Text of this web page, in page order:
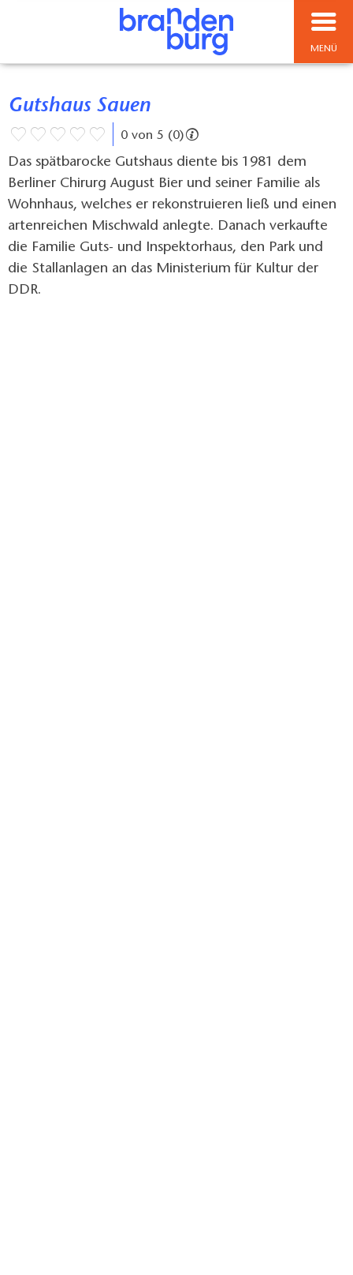
MENÜ
Gutshaus Sauen
0 von 5 (0)
Das spätbarocke Gutshaus diente bis 1981 dem
Berliner Chirurg August Bier und seiner Familie als
Wohnhaus, welches er rekonstruieren ließ und einen
artenreichen Mischwald anlegte. Danach verkaufte
die Familie Guts- und Inspektorhaus, den Park und
die Stallanlagen an das Ministerium für Kultur der
DDR.